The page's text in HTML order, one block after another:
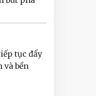
tục đẩy
bền